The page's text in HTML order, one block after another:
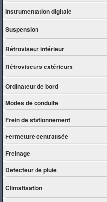
Instrumentation digitale
Suspension
Rétroviseur intérieur
Rétroviseurs extérieurs
Ordinateur de bord
Modes de conduite
Frein de stationnement
Fermeture centralisée
Freinage
Détecteur de pluie
Climatisation